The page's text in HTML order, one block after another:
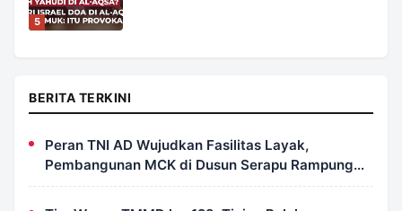
5
BERITA TERKINI
Peran TNI AD Wujudkan Fasilitas Layak,
Pembangunan MCK di Dusun Serapu Rampung
Dikerjakan